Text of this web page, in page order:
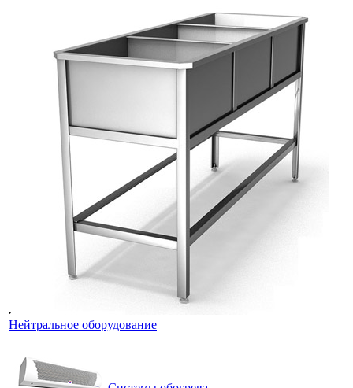
Нейтральное оборудование